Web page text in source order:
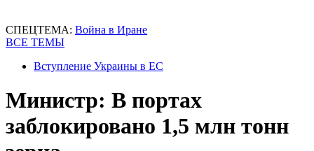
СПЕЦТЕМА: Война в Иране
ВСЕ ТЕМЫ
Вступление Украины в ЕС
Министр: В портах
заблокировано 1,5 млн тонн